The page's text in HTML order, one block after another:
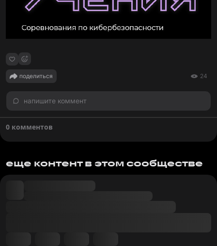
поделиться 24
напишите коммент
0 комментов
еще контент в этом сообществе